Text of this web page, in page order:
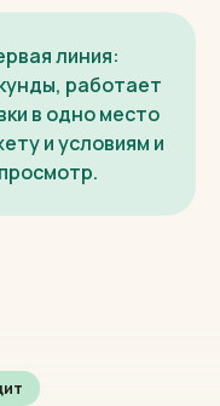
линия:
работает
в одно место
и условиям и